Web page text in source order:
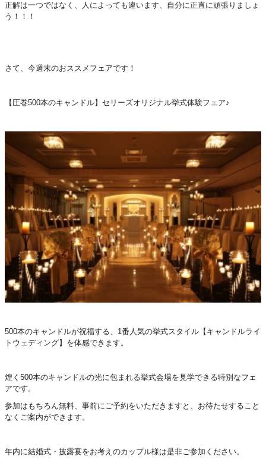
正解は一つではなく、人によっても違います、自分に正直に頑張りましょ
う！！！
さて、今週末のおススメフェアです！
【圧巻500本のキャンドル】セリーズオリジナル挙式体験フェア♪
500本のキャンドルが祝福する、1番人気の挙式スタイル【キャンドルライ
トウェディング】を体感できます。
煌く500本のキャンドルの光に包まれる挙式会場を見学できる特別なフェ
アです。
参加はもちろん無料、事前にご予約をいただきますと、お待たせすること
なくご案内ができます。
年内に結婚式・披露宴をお考えのカップル様は是非ご参加ください。